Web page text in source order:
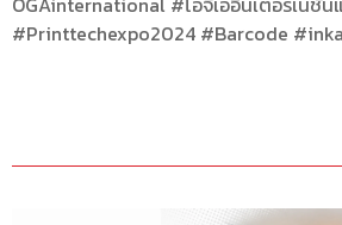
#Printtechexpo2024 #Barcode